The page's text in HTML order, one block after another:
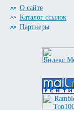
О сайте
Каталог ссылок
Партнеры